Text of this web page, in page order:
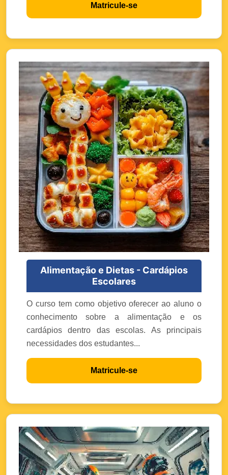
Matricule-se
Alimentação e Dietas - Cardápios
Escolares
O curso tem como objetivo oferecer ao aluno o
conhecimento sobre a alimentação e os
cardápios dentro das escolas. As principais
necessidades dos estudantes...
Matricule-se